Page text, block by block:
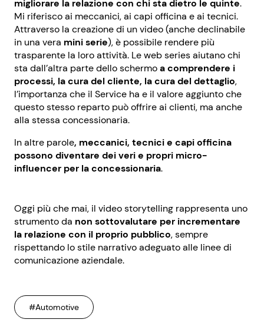
migliorare la relazione con chi sta dietro le quinte.
Mi riferisco ai meccanici, ai capi officina e ai tecnici.
Attraverso la creazione di un video (anche declinabile
in una vera mini serie), è possibile rendere più
trasparente la loro attività. Le web series aiutano chi
sta dall’altra parte dello schermoa comprendere i
processi, la cura del cliente, la cura del dettaglio,
l’importanza che il Service ha e il valore aggiunto che
questo stesso reparto può offrire ai clienti, ma anche
alla stessa concessionaria.
In altre parole, meccanici, tecnici e capi officina
possono diventare dei veri e propri micro-
influencer per la concessionaria.
Oggi più che mai, il video storytelling rappresenta uno
strumento da non sottovalutare per incrementare
la relazione con il proprio pubblico, sempre
rispettando lo stile narrativo adeguato alle linee di
comunicazione aziendale.
#Automotive